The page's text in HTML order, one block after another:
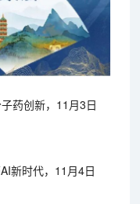
药创新，11月3日
新时代，11月4日